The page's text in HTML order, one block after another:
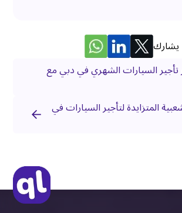
يشارك
تأجير السيارات الشهري في دبي مع
المتزايدة لتأجير السيارات في